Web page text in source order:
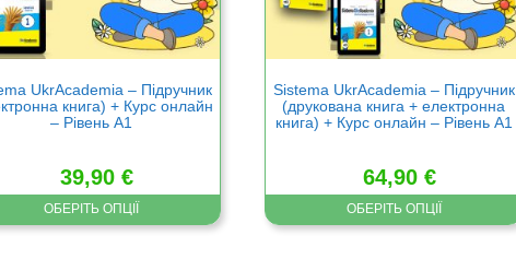
UkrAcademia – Підручник
книга) + Курс онлайн
– Рівень А1
39,90€
ОБЕРІТЬ ОПЦІЇ
Sistema UkrAcademia – Підручник
(друкована книга + електронна
книга) + Курс онлайн – Рівень А1
64,90 €
ОБЕРІТЬ ОПЦІЇ
сторінці